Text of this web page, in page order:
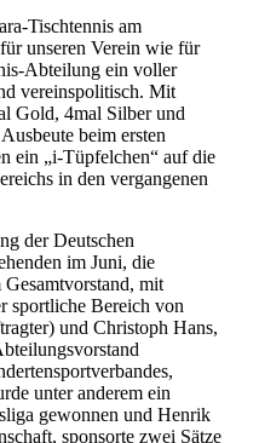
Tischtennis am
unseren Verein wie für
Abteilung ein voller
vereinspolitisch. Mit
Gold, 4mal Silber und
beim ersten
ein „i-Tüpfelchen“ auf die
in den vergangenen
der Deutschen
im Juni, die
mit
sportliche Bereich von
und Christoph Hans,
unter anderem ein
gewonnen und Henrik
sponsorte zwei Sätze